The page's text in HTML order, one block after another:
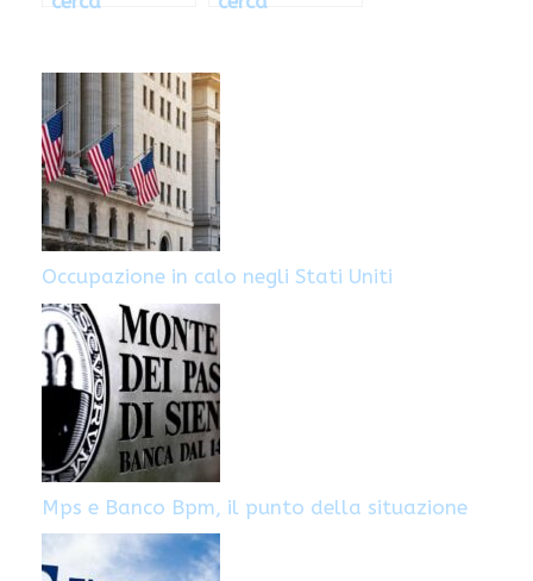
apertura a
Bari
apertura ad
Oderzo
Occupazione in calo negli Stati Uniti
Mps e Banco Bpm, il punto della situazione